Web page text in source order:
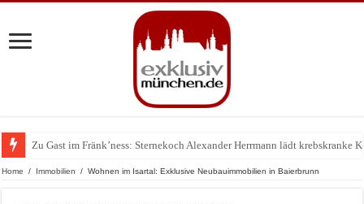
Zu Gast im Fränk’ness: Sternekoch Alexander Herrmann lädt krebskranke
Warum München gerade zum Treffpunkt der Lingerie-Branche wurde
Home / Immobilien / Wohnen im Isartal: Exklusive Neubauimmobilien in Baierbrunn